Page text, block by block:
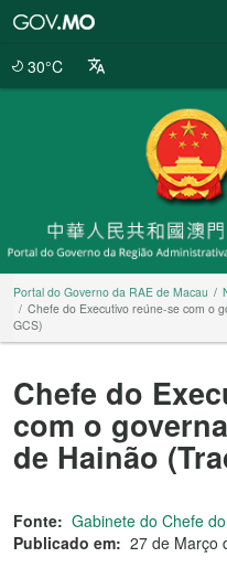
30°C
Portal do Governo da RAE de Macau
Chefe do Executivo reúne-se com o
GCS)
Chefe do
com o
de Hainão
Fonte: Gabinete do Chefe
Publicado em: 27 de Março